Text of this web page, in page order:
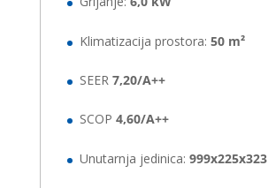
Klimatizacija prostora: 50 m²
SEER 7,20/A++
SCOP 4,60/A++
Unutarnja jedinica: